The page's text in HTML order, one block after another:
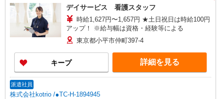
デイサービス 看護スタッフ
時給1,627円〜1,657円 ★土日祝日は時給100円
アップ！ ※給与幅は資格・経験等による
東京都小平市仲町397-4
キープ 詳細を見る
派遣社員
株式会社kotrio /●TC-H-1894945